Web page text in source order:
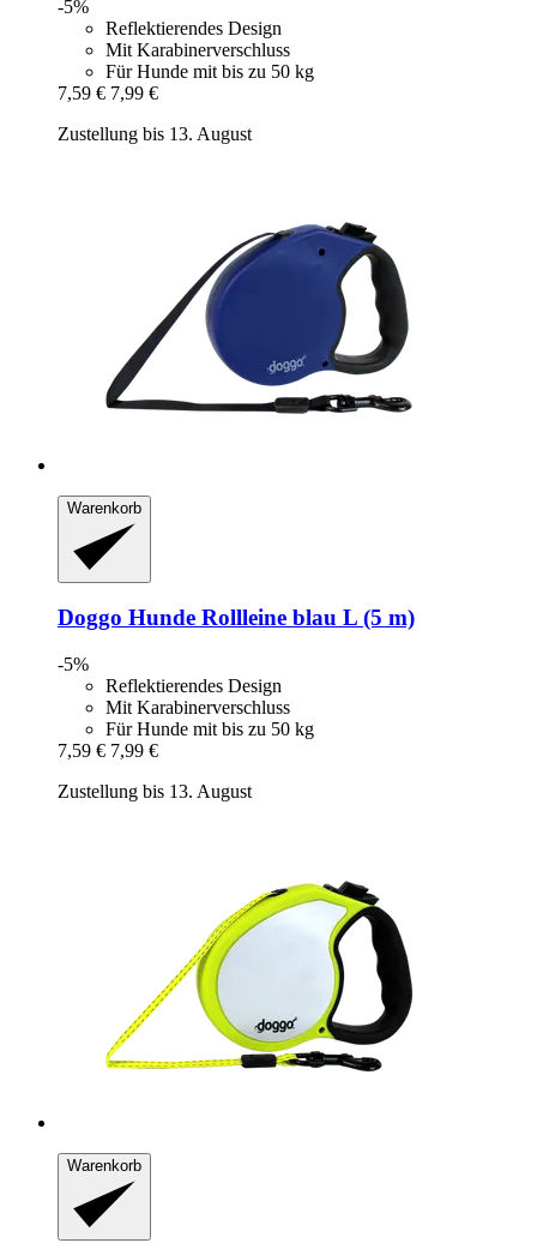
-5%
Reflektierendes Design
Mit Karabinerverschluss
Für Hunde mit bis zu 50 kg
7,59 € 7,99 €
Zustellung bis 13. August
Warenkorb
Doggo Hunde Rollleine blau L (5 m)
-5%
Reflektierendes Design
Mit Karabinerverschluss
Für Hunde mit bis zu 50 kg
7,59 € 7,99 €
Zustellung bis 13. August
Warenkorb